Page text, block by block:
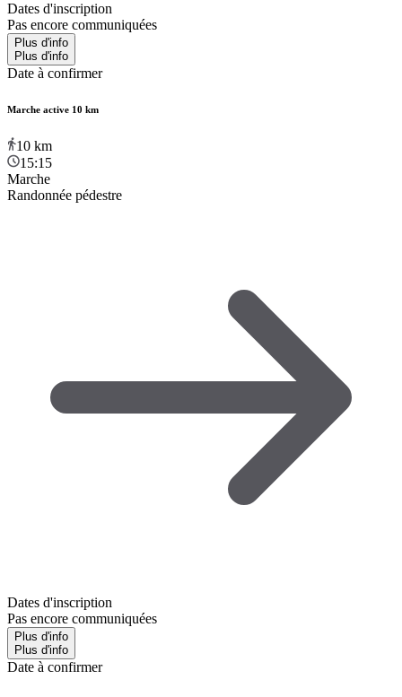
Dates d'inscription
Pas encore communiquées
Plus d'info
Plus d'info
Date à confirmer
Marche active 10 km
10 km
15:15
Marche
Randonnée pédestre
Dates d'inscription
Pas encore communiquées
Plus d'info
Plus d'info
Date à confirmer